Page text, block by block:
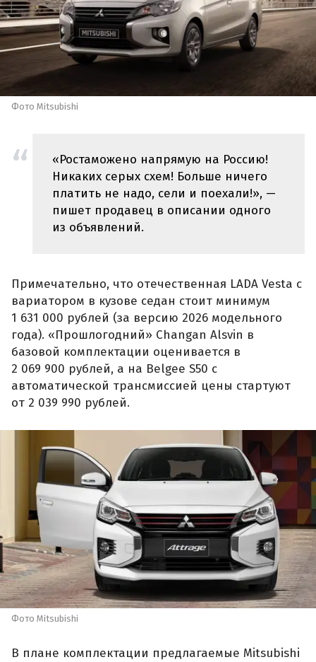
Фото Mitsubishi
«Ростаможено напрямую на Россию!
Никаких серых схем! Больше ничего
платить не надо, сели и поехали!», —
пишет продавец в описании одного
из объявлений.
Примечательно, что отечественная LADA Vesta с
вариатором в кузове седан стоит минимум
1 631 000 рублей (за версию 2026 модельного
года). «Прошлогодний» Changan Alsvin в
базовой комплектации оценивается в
2 069 900 рублей, а на Belgee S50 с
автоматической трансмиссией цены стартуют
от 2 039 990 рублей.
Фото Mitsubishi
В плане комплектации предлагаемые Mitsubishi